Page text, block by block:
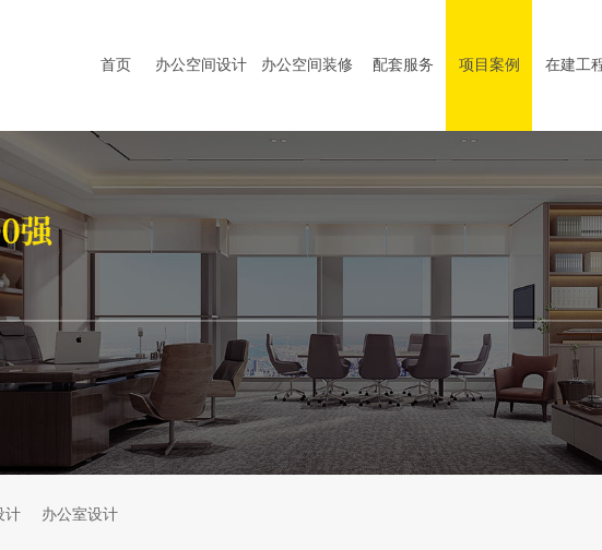
首页 办公空间设计 办公空间装修 配套服务 项目案例 在建工
计 办公室设计